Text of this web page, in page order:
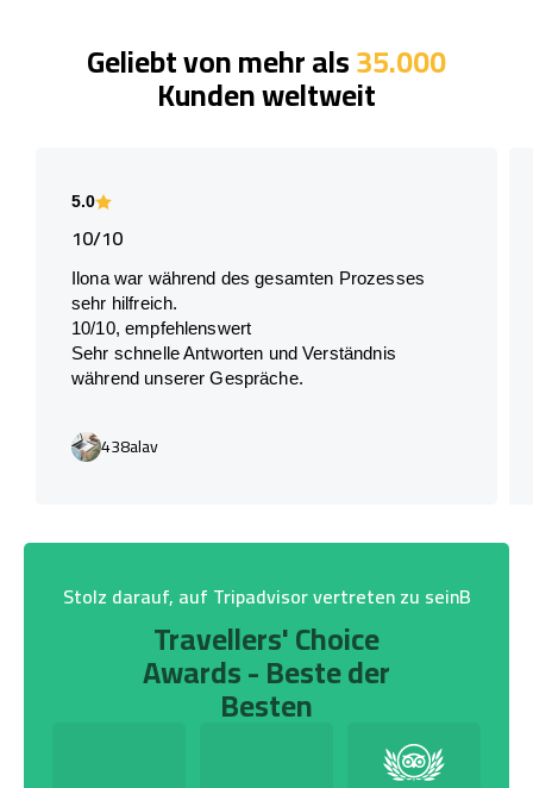
Geliebt von mehr als35.000
Kunden weltweit
5.0
10/10
Ilona war während des gesamten Prozesses
sehr hilfreich.
10/10, empfehlenswert
Sehr schnelle Antworten und Verständnis
während unserer Gespräche.
438alav
Stolz darauf, auf Tripadvisor vertreten zu seinB
Travellers' Choice
Awards - Beste der
Besten